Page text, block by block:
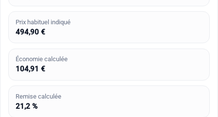
Prix habituel indiqué
494,90 €
Économie calculée
104,91 €
Remise calculée
21,2 %